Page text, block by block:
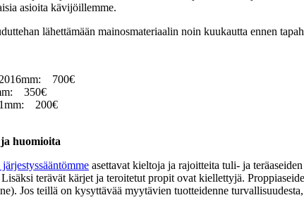
asioita kävijöillemme.
lähettämään mainosmateriaalin noin kuukautta ennen
700€
350€
200€
huomioita
asettavat kieltoja ja rajoitteita tuli- ja
terävät kärjet ja teroitetut propit ovat kiellettyjä.
Jos teillä on kysyttävää myytävien tuotteidenne